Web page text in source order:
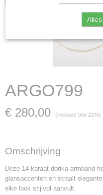
ARGO799
€ 280,00 (inclusief btw 21%)
Omschrijving
Deze 14 karaat dorika armband
glansaccenten en straalt
elke look stijlvol aanvult.